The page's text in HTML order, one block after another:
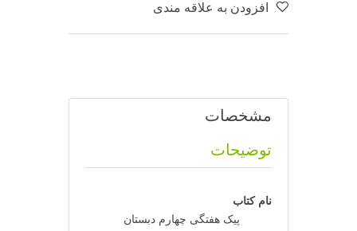
افزودن به علاقه مندی
مشخصات
توضیحات
نام کتاب
پیک هفتگی چهارم دبستان